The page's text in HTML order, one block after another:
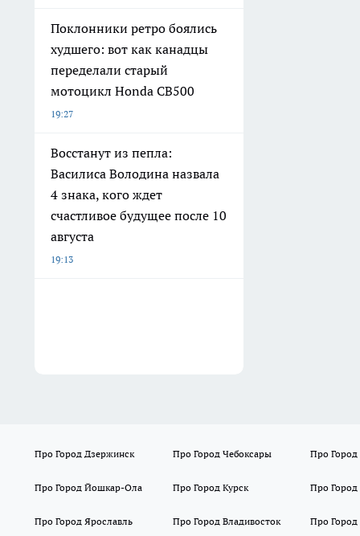
Поклонники ретро боялись
худшего: вот как канадцы
переделали старый
мотоцикл Honda CB500
19:27
Восстанут из пепла:
Василиса Володина назвала
4 знака, кого ждет
счастливое будущее после 10
августа
19:13
Про Город Дзержинск Про Город Чебоксары Про Город
Про Город Йошкар-Ола Про Город Курск Про
Про Город Ярославль Про Город Владивосток Про Город